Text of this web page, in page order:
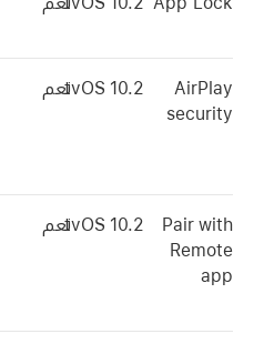
AirPlay
security
tvOS 10.2نعم
Pair with
Remote
app
tvOS 10.2نعم